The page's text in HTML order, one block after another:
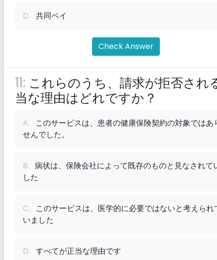
D. 共同ペイ
Check Answer
11: これらのうち、請求が拒否され
当な理由はどれですか？
A. このサービスは、患者の健康保険契約の対象ではあ
せんでした。
B. 病状は、保険会社によって既存のものと見なされて
した
C. このサービスは、医学的に必要ではないと考えられ
いました
D. すべてが正当な理由です